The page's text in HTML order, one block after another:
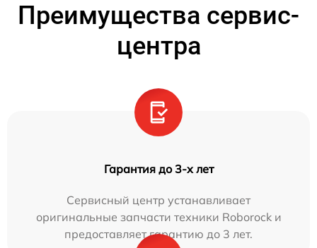
Преимущества сервис-
центра
Гарантия до 3-х лет
Сервисный центр устанавливает
оригинальные запчасти техники Roborock и
предоставляет гарантию до 3 лет.